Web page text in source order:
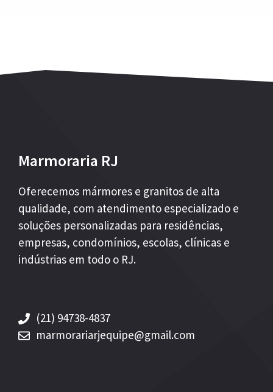
Marmoraria RJ
Oferecemos mármores e granitos de alta
qualidade, com atendimento especializado e
soluções personalizadas para residências,
empresas, condomínios, escolas, clínicas e
indústrias em todo o RJ.
(21) 94738-4837
marmorariarjequipe@gmail.com